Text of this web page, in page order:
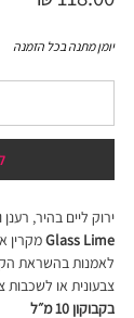
יומן מתנה בכל הזמנה
ירוק ליים בהיר,
Glass Limeמקרין
לאמנות בהשראת
צבעונית או לשכבות
בקבוקון 10 מ״ל